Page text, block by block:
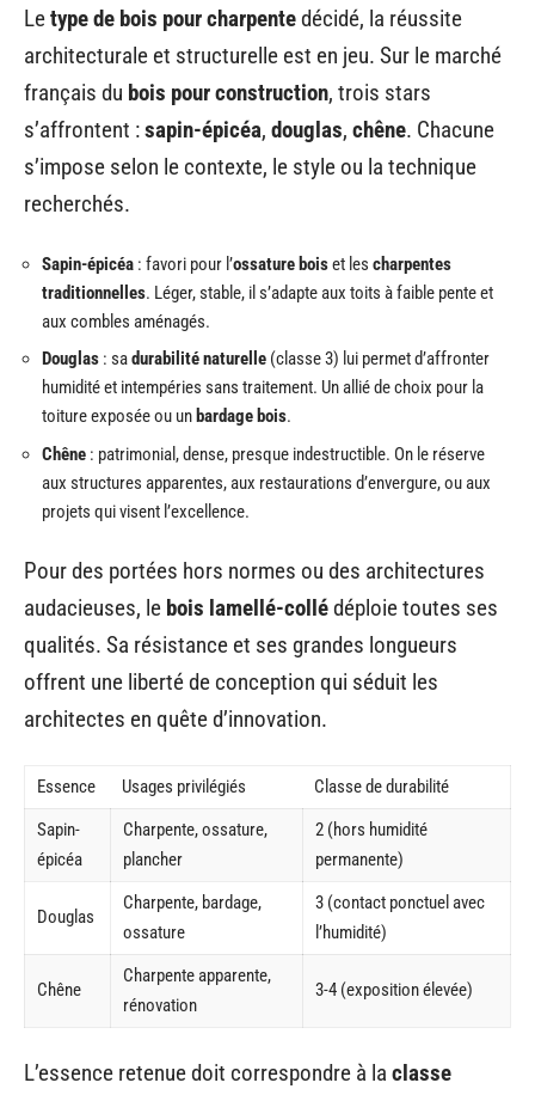
Letype de bois pour charpentedécidé, la réussite
architecturale et structurelle est en jeu. Sur le marché
français du bois pour construction, trois stars
s’affrontent :sapin-épicéa, douglas, chêne. Chacune
s’impose selon le contexte, le style ou la technique
recherchés.
Sapin-épicéa : favori pour l’ossature boiset les charpentes
traditionnelles. Léger, stable, il s’adapte aux toits à faible pente et
aux combles aménagés.
Douglas : sadurabilité naturelle (classe 3) lui permet d’affronter
humidité et intempéries sans traitement. Un allié de choix pour la
toiture exposée ou un bardage bois.
Chêne : patrimonial, dense, presque indestructible. On le réserve
aux structures apparentes, aux restaurations d’envergure, ou aux
projets qui visent l’excellence.
Pour des portées hors normes ou des architectures
audacieuses, le bois lamellé-collédéploie toutes ses
qualités. Sa résistance et ses grandes longueurs
offrent une liberté de conception qui séduit les
architectes en quête d’innovation.
Essence Usages privilégiés
Classe de durabilité
Sapin-
épicéa
Charpente, ossature,
plancher
2 (hors humidité
permanente)
Douglas
Charpente, bardage,
ossature
3 (contact ponctuel avec
l’humidité)
Chêne
Charpente apparente,
rénovation
3-4 (exposition élevée)
L’essence retenue doit correspondre à la classe